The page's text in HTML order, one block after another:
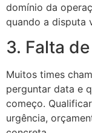
domínio da
quando a disputa
3. Falta
Muitos times
perguntar data e
começo.
urgência,